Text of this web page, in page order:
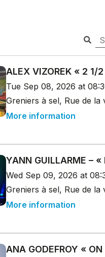
ALEX VIZOREK « 2 1/
Tue Sep 08, 2026 at
Greniers à sel, Rue de
More information
YANN GUILLARME –
Wed Sep 09, 2026 at
Greniers à sel, Rue de
More information
ANA GODEFROY « ON